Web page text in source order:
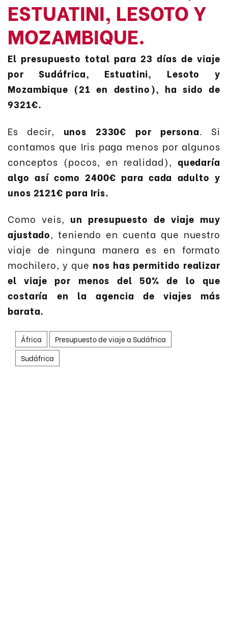
ESTUATINI, LESOTO Y
MOZAMBIQUE.
El presupuesto total para 23 días de viaje
por Sudáfrica, Estuatini, Lesoto y
Mozambique (21 en destino), ha sido de
9321€.
Es decir, unos 2330€ por persona. Si
contamos que Iris paga menos por algunos
conceptos (pocos, en realidad), quedaría
algo así como 2400€ para cada adulto y
unos 2121€ para Iris.
Como veis, un presupuesto de viaje muy
ajustado, teniendo en cuenta que nuestro
viaje de ninguna manera es en formato
mochilero, y que nos has permitido realizar
el viaje por menos del 50% de lo que
costaría en la agencia de viajes más
barata.
África
Presupuesto de viaje a Sudáfrica
Sudáfrica